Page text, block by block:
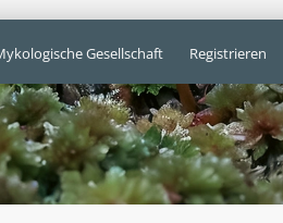
Gesellschaft Registrieren